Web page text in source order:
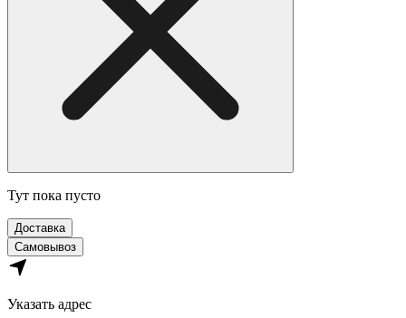
Тут пока пусто
Доставка
Самовывоз
Указать адрес